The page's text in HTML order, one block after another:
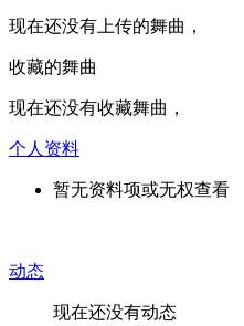
现在还没有上传的舞曲，
收藏的舞曲
现在还没有收藏舞曲，
个人资料
暂无资料项或无权查看
动态
现在还没有动态